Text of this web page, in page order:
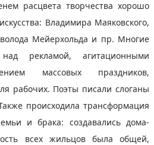
расцвета творчества хорошо
Владимира Маяковского,
Мейерхольда и пр. Многие
рекламой, агитационными
массовых праздников,
рабочих. Поэты писали слоганы
происходила трансформация
и брака: создавались дома-
всех жильцов была общей,